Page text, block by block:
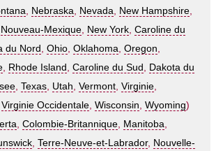
, Nebraska, Nevada, New Hampshire,
Nouveau-Mexique, New York, Caroline du
du Nord , Ohio, Oklahoma, Oregon,
, Rhode Island , Caroline du Sud , Dakota du
, Texas, Utah, Vermont, Virginie,
Virginie Occidentale, Wisconsin, Wyoming)
, Colombie-Britannique, Manitoba,
, Terre-Neuve-et-Labrador, Nouvelle-